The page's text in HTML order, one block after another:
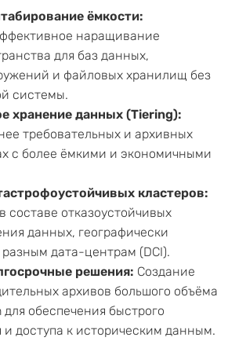
ёмкости:
наращивание
для баз данных,
и файловых хранилищ без
системы.
хранение данных (Tiering):
требовательных и архивных
с более ёмкими и экономичными
кластеров:
составе отказоустойчивых
данных, географически
дата-центрам (DCI).
решения: Создание
архивов большого объёма
обеспечения быстрого
и доступа к историческим данным.